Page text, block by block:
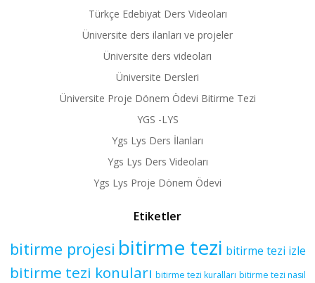
Türkçe Edebiyat Ders Videoları
Üniversite ders ilanları ve projeler
Üniversite ders videoları
Üniversite Dersleri
Üniversite Proje Dönem Ödevi Bitirme Tezi
YGS -LYS
Ygs Lys Ders İlanları
Ygs Lys Ders Videoları
Ygs Lys Proje Dönem Ödevi
Etiketler
bitirme projesi bitirme tezi bitirme tezi izle
bitirme tezi konuları bitirme tezi kuralları bitirme tezi nasıl